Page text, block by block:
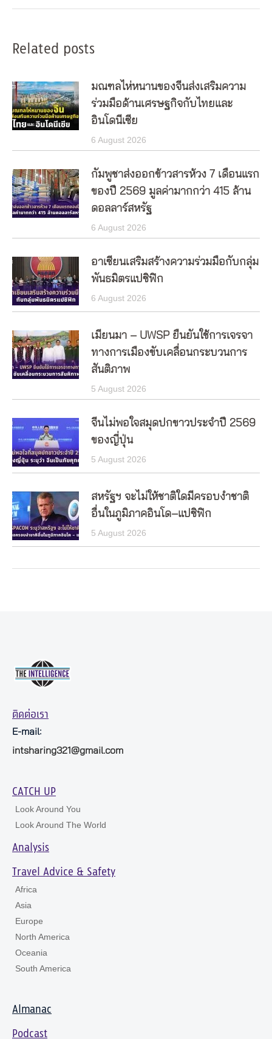
Related posts
มณฑลไห่หนานของจีนส่งเสริมความ
ร่วมมือด้านเศรษฐกิจกับไทยและ
อินโดนีเซีย
6 August 2026
กัมพูชาส่งออกข้าวสารห้วง 7 เดือนแรก
ของปี 2569 มูลค่ามากกว่า 415 ล้าน
ดอลลาร์สหรัฐ
6 August 2026
อาเซียนเสริมสร้างความร่วมมือกับกลุ่ม
พันธมิตรแปซิฟิก
6 August 2026
เมียนมา – UWSP ยืนยันใช้การเจรจา
ทางการเมืองขับเคลื่อนกระบวนการ
สันติภาพ
5 August 2026
จีนไม่พอใจสมุดปกขาวประจำปี 2569
ของญี่ปุ่น
5 August 2026
สหรัฐฯ จะไม่ให้ชาติใดมีครอบงำชาติ
อื่นในภูมิภาคอินโด–แปซิฟิก
5 August 2026
ติดต่อเรา
E-mail:
intsharing321@gmail.com
CATCH UP
Look Around You
Look Around The World
Analysis
Travel Advice & Safety
Africa
Asia
Europe
North America
Oceania
South America
Almanac
Podcast